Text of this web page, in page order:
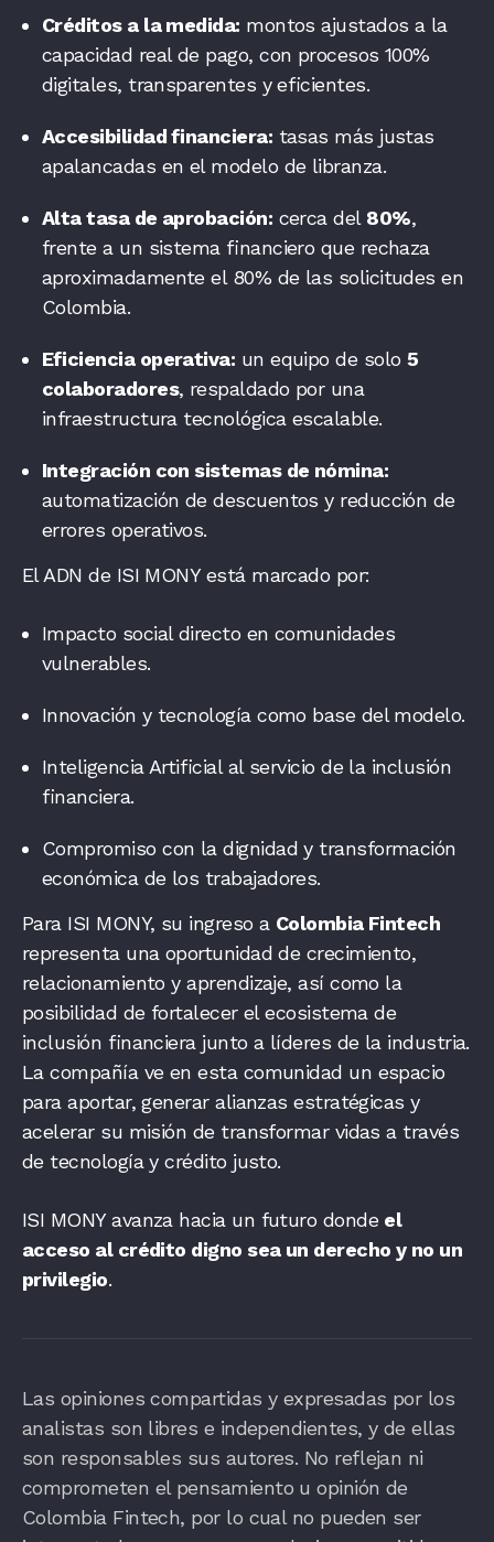
Créditos a la medida: montos ajustados a la
capacidad real de pago, con procesos 100%
digitales, transparentes y eficientes.
Accesibilidad financiera: tasas más justas
apalancadas en el modelo de libranza.
Alta tasa de aprobación: cerca del 80%,
frente a un sistema financiero que rechaza
aproximadamente el 80% de las solicitudes en
Colombia.
Eficiencia operativa: un equipo de solo 5
colaboradores, respaldado por una
infraestructura tecnológica escalable.
Integración con sistemas de nómina:
automatización de descuentos y reducción de
errores operativos.
El ADN de ISI MONY está marcado por:
Impacto social directo en comunidades
vulnerables.
Innovación y tecnología como base del modelo.
Inteligencia Artificial al servicio de la inclusión
financiera.
Compromiso con la dignidad y transformación
económica de los trabajadores.
Para ISI MONY, su ingreso a Colombia Fintech
representa una oportunidad de crecimiento,
relacionamiento y aprendizaje, así como la
posibilidad de fortalecer el ecosistema de
inclusión financiera junto a líderes de la industria.
La compañía ve en esta comunidad un espacio
para aportar, generar alianzas estratégicas y
acelerar su misión de transformar vidas a través
de tecnología y crédito justo.
ISI MONY avanza hacia un futuro donde el
acceso al crédito digno sea un derecho y no un
privilegio.
Las opiniones compartidas y expresadas por los
analistas son libres e independientes, y de ellas
son responsables sus autores. No reflejan ni
comprometen el pensamiento u opinión de
Colombia Fintech, por lo cual no pueden ser